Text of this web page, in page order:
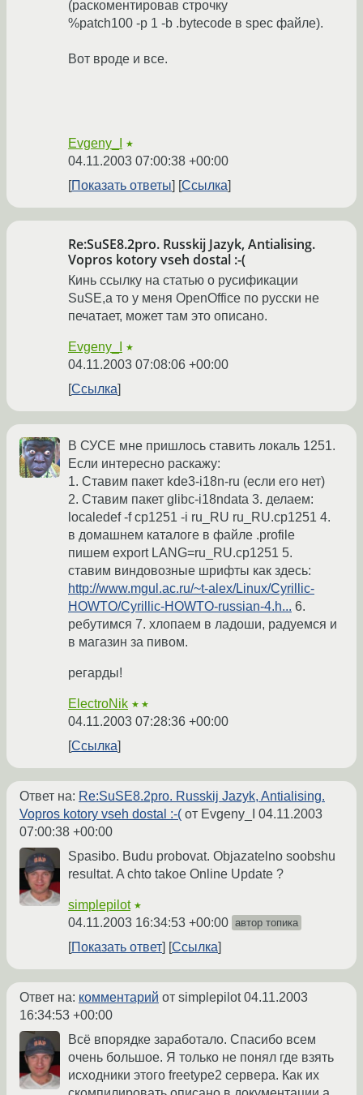
(раскоментировав строчку
%patch100 -p 1 -b .bytecode в spec файле).
Вот вроде и все.
Evgeny_I ★
04.11.2003 07:00:38 +00:00
Показать ответы
Ссылка
Re:SuSE8.2pro. Russkij Jazyk, Antialising.
Vopros kotory vseh dostal :-(
Кинь ссылку на статью о русификации
SuSE,а то у меня OpenOffice по русски не
печатает, может там это описано.
Evgeny_I ★
04.11.2003 07:08:06 +00:00
Ссылка
В СУСЕ мне пришлось ставить локаль 1251.
Если интересно раскажу:
1. Ставим пакет kde3-i18n-ru (если его нет)
2. Ставим пакет glibc-i18ndata 3. делаем:
localedef -f cp1251 -i ru_RU ru_RU.cp1251 4.
в домашнем каталоге в файле .profile
пишем export LANG=ru_RU.cp1251 5.
ставим виндовозные шрифты как здесь:
http://www.mgul.ac.ru/~t-alex/Linux/Cyrillic-
HOWTO/Cyrillic-HOWTO-russian-4.h... 6.
ребутимся 7. хлопаем в ладоши, радуемся и
в магазин за пивом.
регарды!
ElectroNik ★★
04.11.2003 07:28:36 +00:00
Ссылка
Ответ на: Re:SuSE8.2pro. Russkij Jazyk, Antialising.
Vopros kotory vseh dostal :-( от Evgeny_I 04.11.2003
07:00:38 +00:00
Spasibo. Budu probovat. Objazatelno soobshu
resultat. A chto takoe Online Update ?
simplepilot ★
04.11.2003 16:34:53 +00:00 автор топика
Показать ответ Ссылка
Ответ на: комментарий от simplepilot04.11.2003
16:34:53 +00:00
Всё впорядке заработало. Спасибо всем
очень большое. Я только не понял где взять
исходники этого freetype2 сервера. Как их